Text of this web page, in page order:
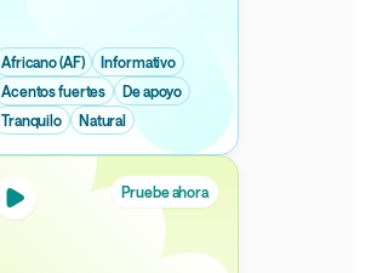
Africano (AF)
Informativo
Acentos fuertes
De apoyo
Tranquilo
Natural
Pruebe ahora